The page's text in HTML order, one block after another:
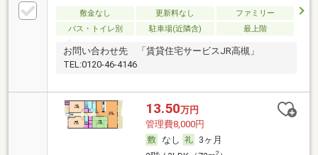
敷金なし 更新料なし
ファミリー
バス・トイレ別
駐車場(近隣含) 最上階
お問い合わせ先 「賃貸住宅サービスJR高槻」
TEL:0120-46-4146
13.50万円
管理費8,000円
なし
3ヶ月